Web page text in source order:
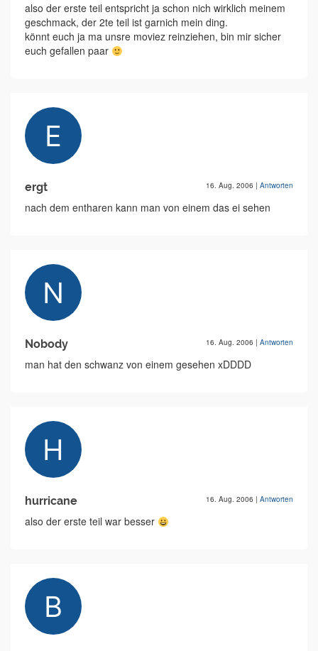
also der erste teil entspricht ja schon nich wirklich meinem
geschmack, der 2te teil ist garnich mein ding.
könnt euch ja ma unsre moviez reinziehen, bin mir sicher
euch gefallen paar
ergt 16. Aug. 2006 | Antworten
nach dem entharen kann man von einem das ei sehen
Nobody 16. Aug. 2006 | Antworten
man hat den schwanz von einem gesehen xDDDD
hurricane 16. Aug. 2006 | Antworten
also der erste teil war besser